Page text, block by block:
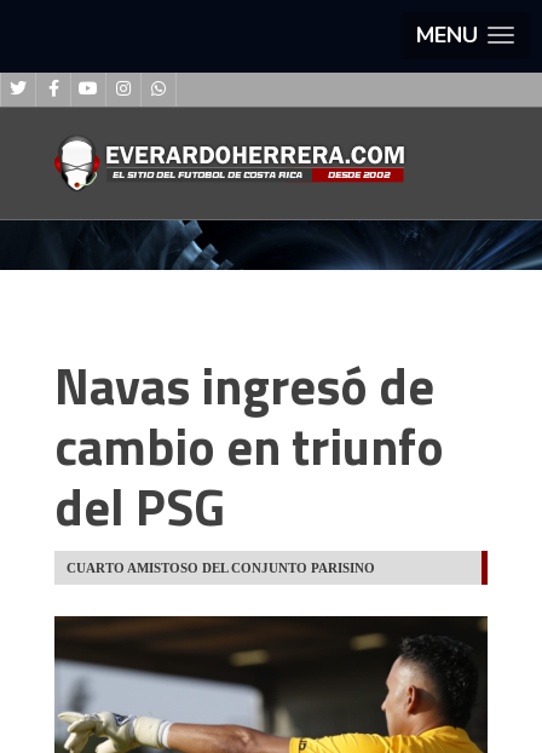
MENU
Navas ingresó de
cambio en triunfo
del PSG
CUARTO AMISTOSO DEL CONJUNTO PARISINO